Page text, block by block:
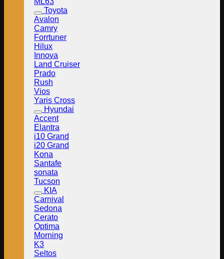
Toyota
Avalon
Camry
Forrtuner
Hilux
Innova
Land Cruiser
Prado
Rush
Vios
Yaris Cross
Hyundai
Accent
Elantra
i10 Grand
i20 Grand
Kona
Santafe
sonata
Tucson
KIA
Carnival
Sedona
Cerato
Optima
Morning
K3
Seltos